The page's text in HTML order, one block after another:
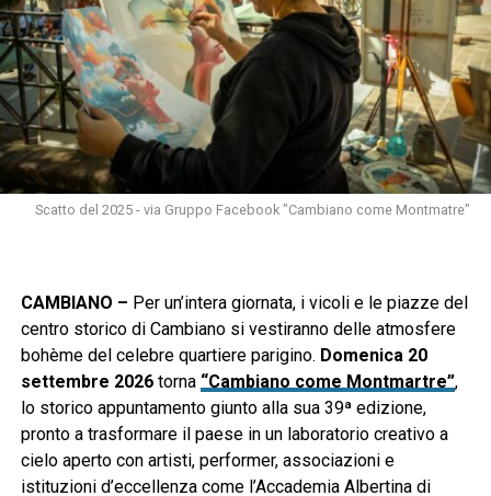
Scatto del 2025 - via Gruppo Facebook "Cambiano come Montmatre"
CAMBIANO – Per un’intera giornata, i vicoli e le piazze del
centro storico di Cambiano si vestiranno delle atmosfere
bohème del celebre quartiere parigino. Domenica 20
settembre 2026torna “Cambiano come Montmartre”,
lo storico appuntamento giunto alla sua 39ª edizione,
pronto a trasformare il paese in un laboratorio creativo a
cielo aperto con artisti, performer, associazioni e
istituzioni d’eccellenza come l’Accademia Albertina di